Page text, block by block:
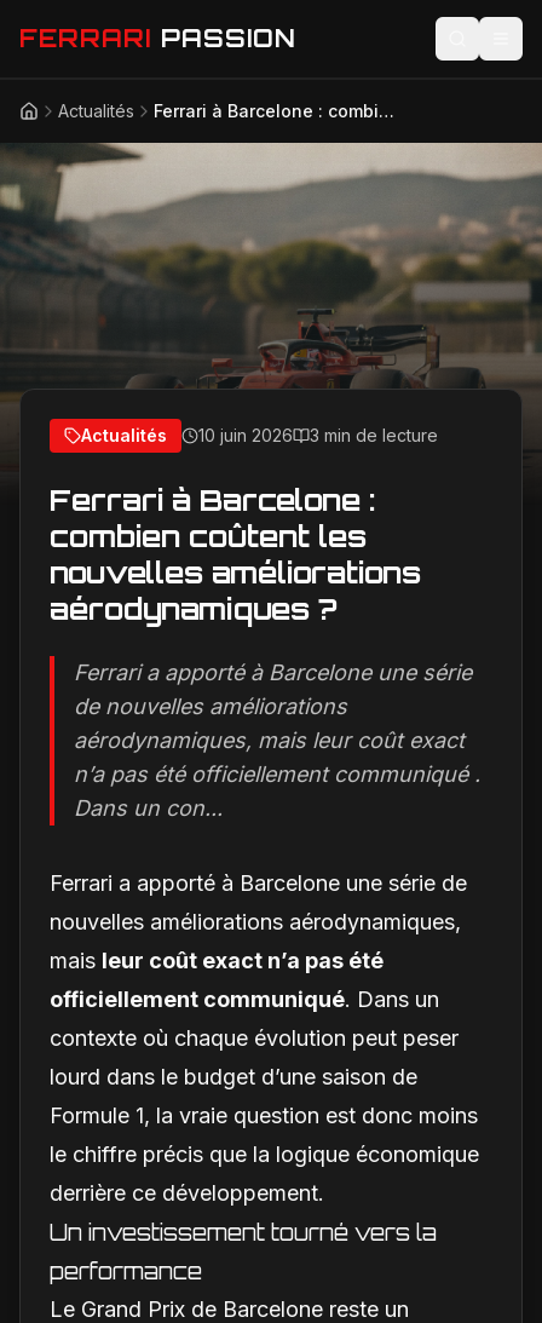
FERRARI PASSION
Actualités
Modèles
Compétition
Technologie
Lifestyle
AccueilActualités Ferrari à Barcelone : combien coûtent les nouvelles améliorations aérodynamiques ?
Actualités 10 juin 2026 3 min de lecture
Ferrari à Barcelone :
combien coûtent les
nouvelles améliorations
aérodynamiques ?
Ferrari a apporté à Barcelone une série
de nouvelles améliorations
aérodynamiques, mais leur coût exact
n’a pas été officiellement communiqué .
Dans un con...
Ferrari a apporté à Barcelone une série de
nouvelles améliorations aérodynamiques,
mais leur coût exact n’a pas été
officiellement communiqué. Dans un
contexte où chaque évolution peut peser
lourd dans le budget d’une saison de
Formule 1, la vraie question est donc moins
le chiffre précis que la logique économique
derrière ce développement.
Un investissement tourné vers la
performance
Le Grand Prix de Barcelone reste un